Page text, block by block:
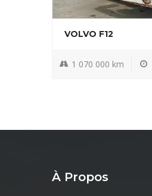
VOLVO F12
1 070 000 km
À Propos